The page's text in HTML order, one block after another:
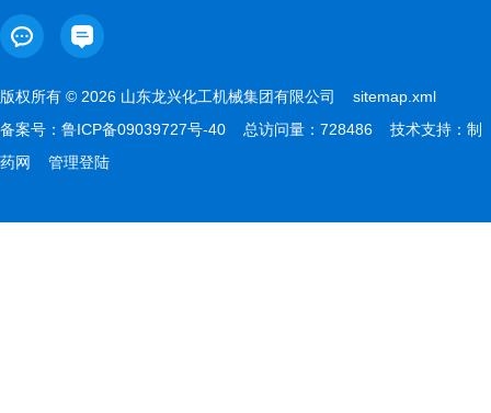
版权所有 © 2026 山东龙兴化工机械集团有限公司 sitemap.xml
备案号： 鲁ICP备09039727号-40 总访问量：728486 技术支持： 制
药网
管理登陆